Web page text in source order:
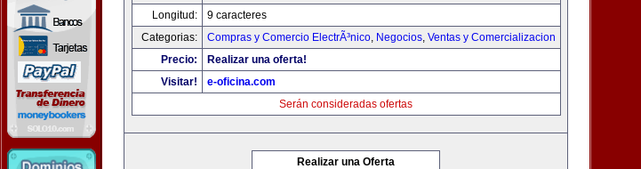
Longitud:
9 caracteres
Categorias:
Compras y Comercio ElectrÃ³nico, Negocios, Ventas y Comercializacion
Precio:
Realizar una oferta!
Visitar!
e-oficina.com
Serán consideradas ofertas
Realizar una Oferta